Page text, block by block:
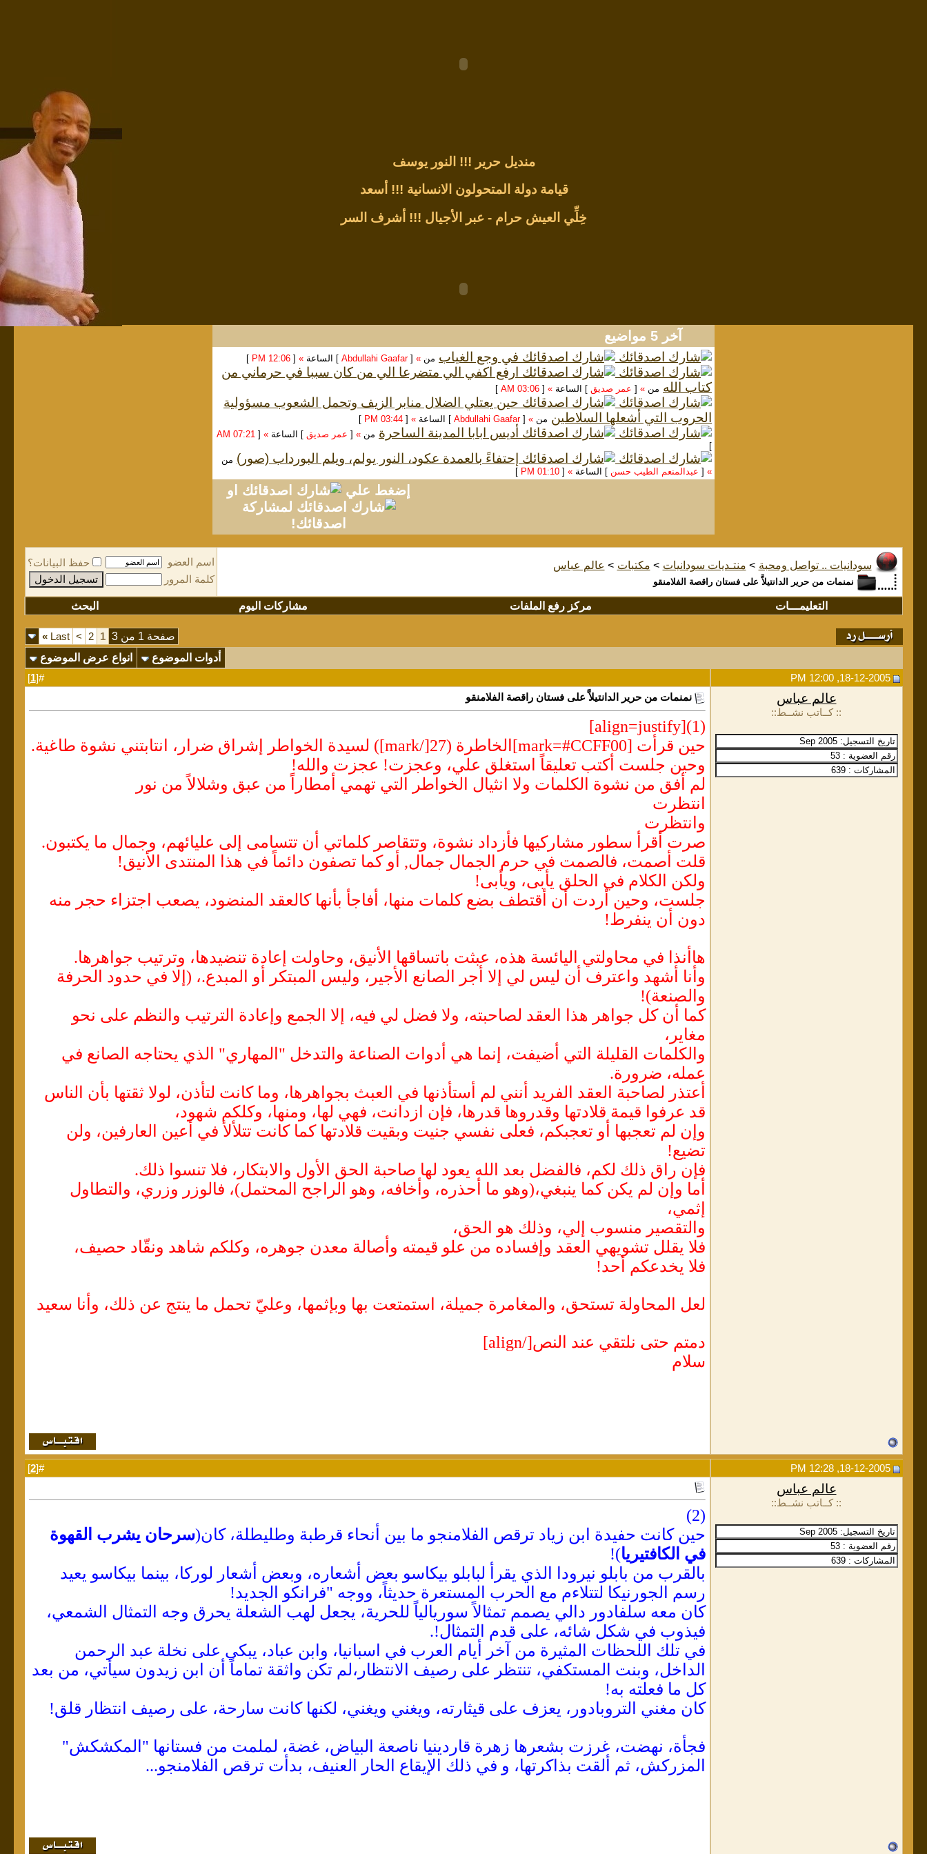
منديل حرير !!! النور يوسف
قيامة دولة المتحولون الانسانية !!! أسعد
خِلِّي العيش حرام - عبر الأجيال !!! أشرف السر
آخر 5 مواضيع
في وجع الغياب من »
[
Abdullahi Gaafar ] الساعة »
[
12:06 PM
]
ارفع اكفي الي متضرعا الي من كان سببا في حرماني من
كتاب الله من »
[عمر صديق ] الساعة »
[
03:06 AM
]
حين يعتلي الضلال منابر الزيف وتحمل الشعوب مسؤولية
الحروب التي أشعلها السلاطين من »
[
Abdullahi Gaafar ] الساعة »
[
03:44 PM
]
أديس ابابا المدينة الساحرة من »
[عمر صديق ] الساعة »
[
07:21 AM
]
إحتفاءً بالعمدة عكود، النور يولم، ويلم البورداب (صور) من
»
[عبدالمنعم الطيب حسن ] الساعة »
[
01:10 PM
]
إضغط علي
او
لمشاركة
اصدقائك!
سودانيات .. تواصل ومحبة > منتـديات سودانيات > مكتبات > عالم عباس
نمنمات من حرير الدانتيلاَّ على فستان راقصة الفلامنقو
اسم العضو
حفظ البيانات؟
كلمة المرور
التعليمـــات مركز رفع الملفات مشاركات اليوم البحث
صفحة 1 من 3 1
2
>
Last
»
أدوات الموضوع
انواع عرض الموضوع
18-12-2005, 12:00 PM
#[
1
]
عالم عباس
:: كــاتب نشــط::
نمنمات من حرير الدانتيلاَّ على فستان راقصة الفلامنقو
(1)[align=justify]
حين قرأت [mark=#CCFF00]الخاطرة (27[/mark]) لسيدة الخواطر إشراق ضرار، انتابتني نشوة طاغية.
وحين جلست أكتب تعليقاً استغلق علي، وعجزت! عجزت والله!
لم أفق من نشوة الكلمات ولا انثيال الخواطر التي تهمي أمطاراً من عبق وشلالاً من نور
انتظرت
وانتظرت
صرت أقرأ سطور مشاركيها فأزداد نشوة، وتتقاصر كلماتي أن تتسامى إلى عليائهم، وجمال ما يكتبون.
قلت أصمت، فالصمت في حرم الجمال جمال, أو كما تصفون دائماً في هذا المنتدى الأنيق!
ولكن الكلام في الحلق يأبى، ويأبى!
جلست، وحين أردت أن أقتطف بضع كلمات منها، أفاجأ بأنها كالعقد المنضود، يصعب اجتزاء حجر منه
دون أن ينفرط!
هاأنذا في محاولتي اليائسة هذه، عبثت باتساقها الأنيق، وحاولت إعادة تنضيدها، وترتيب جواهرها.
وأنا أشهد واعترف أن ليس لي إلا أجر الصانع الأجير، وليس المبتكر أو المبدع.، (إلا في حدود الحرفة
والصنعة)!
كما أن كل جواهر هذا العقد لصاحبته، ولا فضل لي فيه، إلا الجمع وإعادة الترتيب والنظم على نحو
مغاير،
والكلمات القليلة التي أضيفت، إنما هي أدوات الصناعة والتدخل "المهاري" الذي يحتاجه الصانع في
عمله، ضرورة.
أعتذر لصاحبة العقد الفريد أنني لم أستأذنها في العبث بجواهرها، وما كانت لتأذن، لولا ثقتها بأن الناس
قد عرفوا قيمة قلادتها وقدروها قدرها، فإن ازدانت، فهي لها، ومنها، وكلكم شهود،
وإن لم تعجبها أو تعجبكم، فعلى نفسي جنيت وبقيت قلادتها كما كانت تتلألأ في أعين العارفين، ولن
تضيع!
فإن راق ذلك لكم، فالفضل بعد الله يعود لها صاحبة الحق الأول والابتكار، فلا تنسوا ذلك.
أما وإن لم يكن كما ينبغي،(وهو ما أحذره، وأخافه، وهو الراجح المحتمل)، فالوزر وزري، والتطاول
إثمي،
والتقصير منسوب إلي، وذلك هو الحق،
فلا يقلل تشويهي العقد وإفساده من علو قيمته وأصالة معدن جوهره، وكلكم شاهد ونقّاد حصيف،
فلا يخدعكم أحد!
لعل المحاولة تستحق، والمغامرة جميلة، استمتعت بها وبإثمها، وعليّ تحمل ما ينتج عن ذلك، وأنا سعيد
دمتم حتى نلتقي عند النص[/align]
سلام
18-12-2005, 12:28 PM
#[
2
]
عالم عباس
:: كــاتب نشــط::
(2)
حين كانت حفيدة ابن زياد ترقص الفلامنجو ما بين أنحاء قرطبة وطليطلة، كان(سرحان يشرب القهوة
في الكافتيريا)!
بالقرب من بابلو نيرودا الذي يقرأ لبابلو بيكاسو بعض أشعاره، وبعض أشعار لوركا، بينما بيكاسو يعيد
رسم الجورنيكا لتتلاءم مع الحرب المستعرة حديثاً، ووجه "فرانكو الجديد!
كان معه سلفادور دالي يصمم تمثالاً سوريالياً للحرية، يجعل لهب الشعلة يحرق وجه التمثال الشمعي،
فيذوب في شكل شائه، على قدم التمثال!.
في تلك اللحظات المثيرة من آخر أيام العرب في اسبانيا، وابن عباد، يبكي على نخلة عبد الرحمن
الداخل، وبنت المستكفي، تنتظر على رصيف الانتظار،لم تكن واثقة تماماً أن ابن زيدون سيأتي، من بعد
كل ما فعلته به!
كان مغني التروبادور، يعزف على قيثارته، ويغني ويغني، لكنها كانت سارحة، على رصيف انتظار قلق!
فجأة، نهضت، غرزت بشعرها زهرة قاردينيا ناصعة البياض، غضة، لملمت من فستانها "المكشكش"
المزركش، ثم ألقت بذاكرتها، و في ذلك الإيقاع الحار العنيف، بدأت ترقص الفلامنجو...